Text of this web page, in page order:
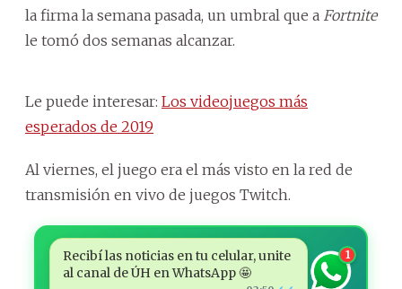
la firma la semana pasada, un umbral que a Fortnite
le tomó dos semanas alcanzar.
Le puede interesar: Los videojuegos más
esperados de 2019
Al viernes, el juego era el más visto en la red de
transmisión en vivo de juegos Twitch.
Recibí las noticias en tu celular, unite
al canal de ÚH en WhatsApp 🤩
1